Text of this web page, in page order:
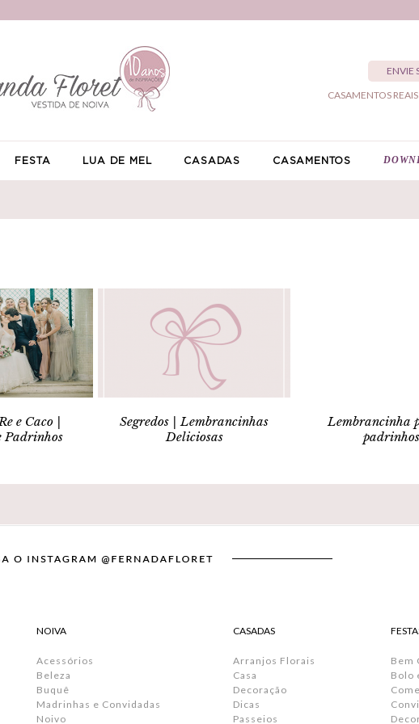
ENVIE
CASAMENTOS REAIS
FESTA LUA DE MEL CASADAS CASAMENTOS
e Caco |
Padrinhos
Segredos | Lembrancinhas
Deliciosas
Lembrancinha
padrinhos
NOIVA
Acessórios
Beleza
Buquê
Madrinhas e Convidadas
Noivo
CASADAS
Arranjos Florais
Casa
Decoração
Dicas
Passeios
Bem
Bolo